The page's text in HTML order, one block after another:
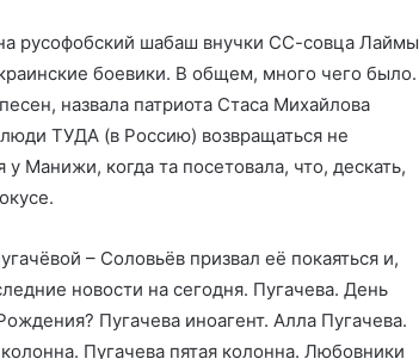
русофобский шабаш внучки СС-совца Лаймы
боевики. В общем, много чего было.
назвала патриота Стаса Михайлова
ТУДА (в Россию) возвращаться не
Манижи, когда та посетовала, что, дескать,